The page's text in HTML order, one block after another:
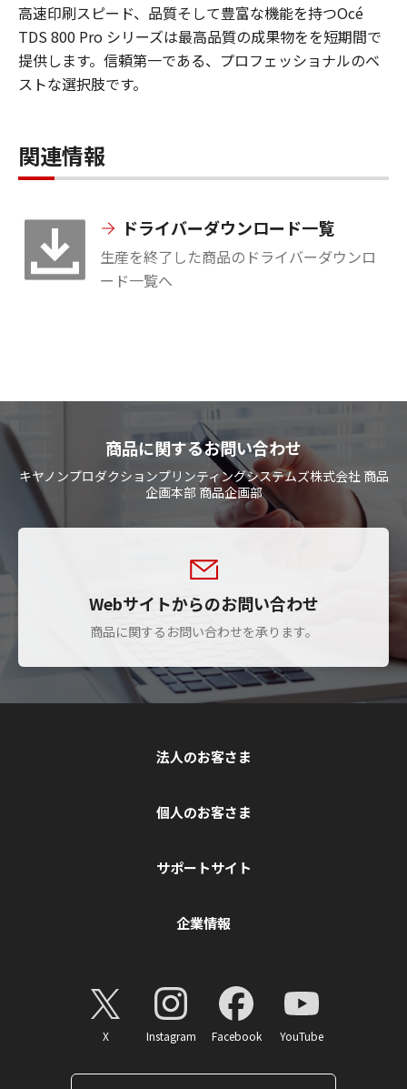
高速印刷スピード、品質そして豊富な機能を持つOcé
TDS 800 Pro シリーズは最高品質の成果物をを短期間で
提供します。信頼第一である、プロフェッショナルのベ
ストな選択肢です。
関連情報
ドライバーダウンロード一覧
生産を終了した商品のドライバーダウンロ
ード一覧へ
商品に関するお問い合わせ
キヤノンプロダクションプリンティングシステムズ株式会社 商品
企画本部 商品企画部
Webサイトからのお問い合わせ
商品に関するお問い合わせを承ります。
法人のお客さま
個人のお客さま
サポートサイト
企業情報
X Instagram Facebook YouTube